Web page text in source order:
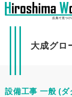
大成グロ
設備工事 一般 (